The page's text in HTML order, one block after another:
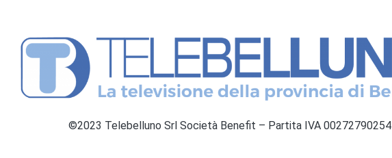
©2023 Telebelluno Srl Società Benefit – Partita IVA 00272790254